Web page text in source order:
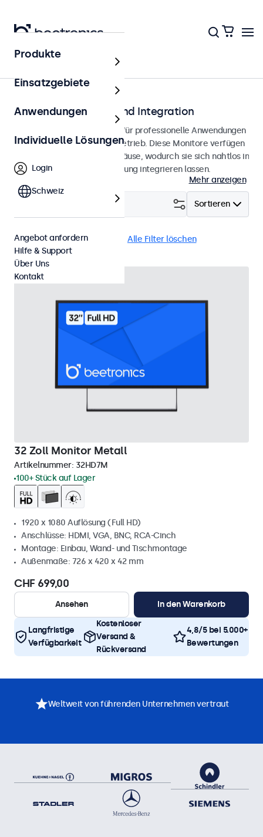
Startseite
Monitore für Einbau und Integration
Einbaumonitore, entwickelt für professionelle Anwendungen
und einen kontinuierlichen Betrieb. Diese Monitore verfügen
über ein robustes Metallgehäuse, wodurch sie sich nahtlos in
jede Anwendung und Umgebung integrieren lassen.
Mehr anzeigen
Sortieren
Einbau 32 Zoll Monitore Alle Filter löschen
32 Zoll Monitor Metall
Artikelnummer: 32HD7M
100+ Stück auf Lager
1920 x 1080 Auflösung (Full HD)
Anschlüsse: HDMI, VGA, BNC, RCA-Cinch
Montage: Einbau, Wand- und Tischmontage
Außenmaße: 726 x 420 x 42 mm
CHF 699,00
Ansehen In den Warenkorb
Langfristige
Verfügbarkeit
Kostenloser
Versand &
Rückversand
4,8/5 bei 5.000+
Bewertungen
Produkte
Einsatzgebiete
Anwendungen
Individuelle Lösungen
Login
Schweiz
Angebot anfordern
Hilfe & Support
Über Uns
Kontakt
Weltweit von führenden Unternehmen vertraut